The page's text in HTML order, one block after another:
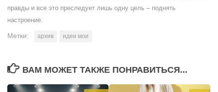
правды и все это преследует лишь одну цель – поднять
настроение.
Метки: архив идеи мои
ВАМ МОЖЕТ ТАКЖЕ ПОНРАВИТЬСЯ...